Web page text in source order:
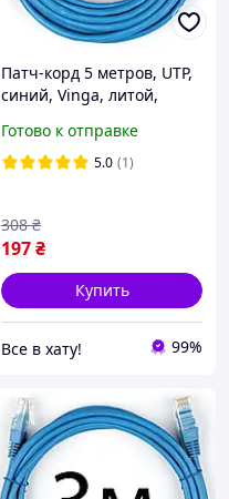
Патч-корд 5 метров, UTP,
синий, Vinga, литой,
пара, сетевой кабель для
интернета
Готово к отправке
5.0 (1)
197₴
308 ₴
Купить
Все в хату! 99%